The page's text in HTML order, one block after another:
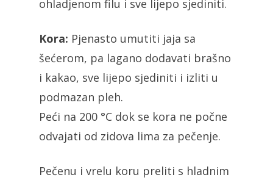
ohladjenom filu i sve lijepo sjediniti.
Kora: Pjenasto umutiti jaja sa
šećerom, pa lagano dodavati brašno
i kakao, sve lijepo sjediniti i izliti u
podmazan pleh.
Peći na 200 °C dok se kora ne počne
odvajati od zidova lima za pečenje.
Pečenu i vrelu koru preliti s hladnim